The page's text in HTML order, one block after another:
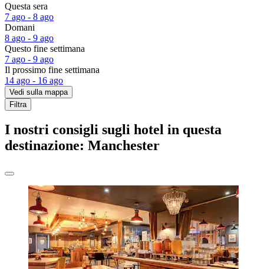
Questa sera
7 ago - 8 ago
Domani
8 ago - 9 ago
Questo fine settimana
7 ago - 9 ago
Il prossimo fine settimana
14 ago - 16 ago
Vedi sulla mappa
Filtra
I nostri consigli sugli hotel in questa
destinazione: Manchester